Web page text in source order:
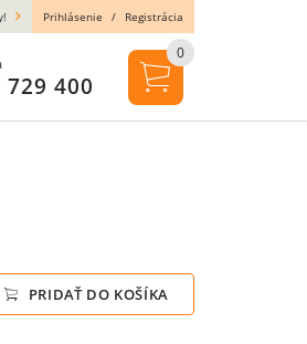
PRIDAŤ DO KOŠÍKA
Prihlásenie / Registrácia
729 400
0